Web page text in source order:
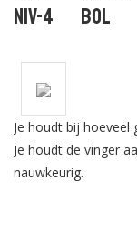
Niv-4 BOL
Je houdt bij
Je houdt de vinger
nauwkeurig.